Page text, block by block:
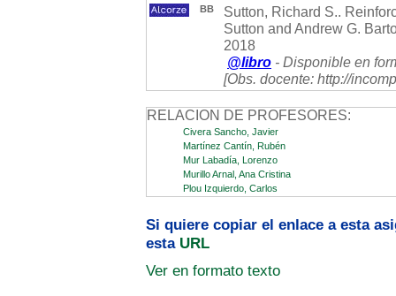
BB
Sutton, Richard S..
Sutton and Andrew G.
2018
@libro - Disponible en
[Obs. docente: http://
RELACION DE PROFESORES:
Civera Sancho, Javier
Martínez Cantín, Rubén
Mur Labadía, Lorenzo
Murillo Arnal, Ana Cristina
Plou Izquierdo, Carlos
Si quiere copiar el enlace a esta
esta URL
Ver en formato texto